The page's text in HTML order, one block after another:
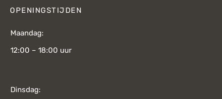
OPENINGSTIJDEN
Maandag:
12:00 – 18:00 uur
Dinsdag: